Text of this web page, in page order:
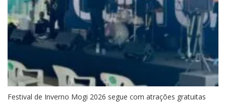
Festival de Inverno Mogi 2026 segue com atrações gratuitas